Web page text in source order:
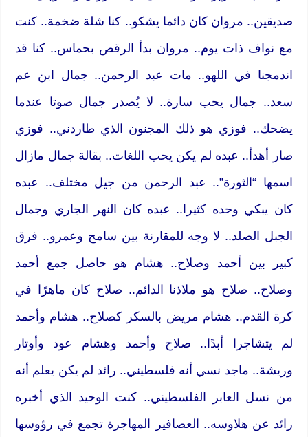
صديقين.. مروان كان دائما يشكو.. كنا شلة ضخمة.. كنت
مع نواف ذات يوم.. مروان بدأ الرقص بحماس.. كنا قد
اندمجنا في اللهو.. مات عبد الرحمن.. جمال ابن عم
سعد.. جمال يحب سارة.. لا يُصدر جمال صوتا عندما
يضحك.. فوزي هو ذلك المجنون الذي طاردني.. فوزي
صار أهدأ.. عبده لم يكن يحب اللغات.. بقالة جمال مازال
اسمها “الثورة”.. عبد الرحمن من جيل مختلف.. عبده
كان يبكي وحده كثيرا.. عبده كان النهر الجاري وجمال
الجبل الصلد.. لا وجه للمقارنة بين سامح وعمرو.. فرق
كبير بين أحمد وصلاح.. هشام هو حاصل جمع أحمد
وصلاح.. صلاح هو ملاذنا الدائم.. صلاح كان ماهرًا في
كرة القدم.. هشام مريض بالسكر كصلاح.. هشام وأحمد
لم يتشاجرا أبدًا.. صلاح وأحمد وهشام عود وأوتار
وريشة.. ماجد نسي أنه فلسطيني.. رائد لم يكن يعلم أنه
من نسل العابر الفلسطيني.. كنت الوحيد الذي أخبره
رائد عن هلاوسه.. العصافير المهاجرة تجمع في رؤوسها